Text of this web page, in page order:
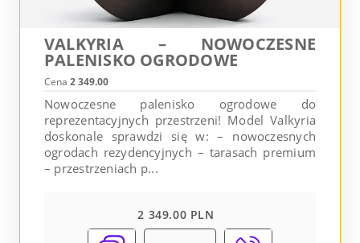
VALKYRIA – NOWOCZESNE
PALENISKO OGRODOWE
Cena 2 349.00
Nowoczesne palenisko ogrodowe do
reprezentacyjnych przestrzeni! Model Valkyria
doskonale sprawdzi się w: – nowoczesnych
ogrodach rezydencyjnych – tarasach premium
– przestrzeniach p...
2 349.00 PLN